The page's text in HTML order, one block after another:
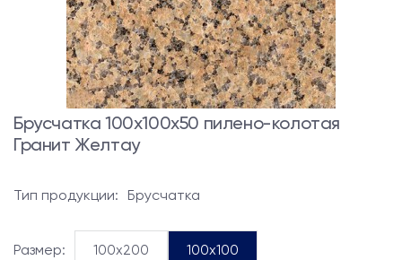
Брусчатка 100x100x50 пилено-колотая
Гранит Желтау
Тип продукции: Брусчатка
Размер: 100x200 100x100